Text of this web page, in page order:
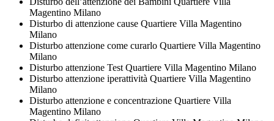
Magentino Milano
Disturbo di attenzione cause Quartiere Villa Magentino
Milano
Disturbo attenzione come curarlo Quartiere Villa Magentino
Milano
Disturbo attenzione Test Quartiere Villa Magentino Milano
Disturbo attenzione iperattività Quartiere Villa Magentino
Milano
Disturbo attenzione e concentrazione Quartiere Villa
Magentino Milano